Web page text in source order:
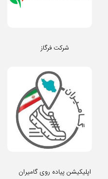
شرکت فرگاز
اپلیکیشن پیاده روی گامیران